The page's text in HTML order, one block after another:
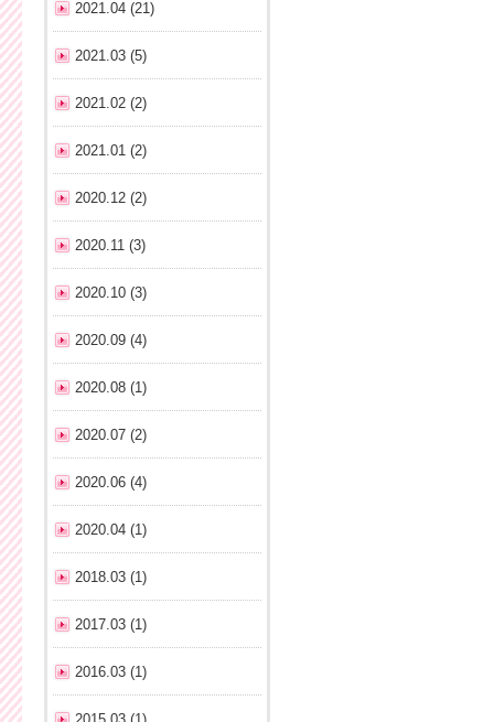
2021.04 (21)
2021.03 (5)
2021.02 (2)
2021.01 (2)
2020.12 (2)
2020.11 (3)
2020.10 (3)
2020.09 (4)
2020.08 (1)
2020.07 (2)
2020.06 (4)
2020.04 (1)
2018.03 (1)
2017.03 (1)
2016.03 (1)